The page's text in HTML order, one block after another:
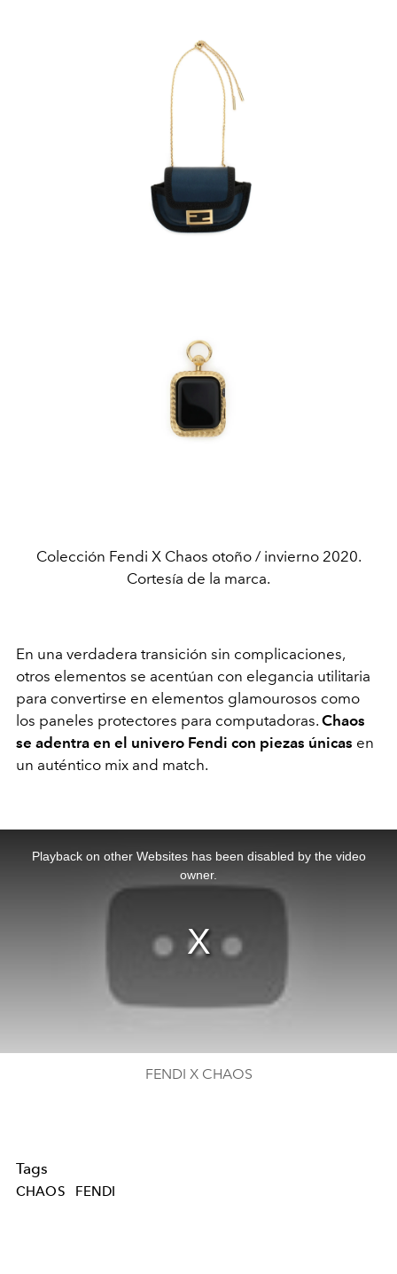
Colección Fendi X Chaos otoño / invierno 2020.
Cortesía de la marca.
En una verdadera transición sin complicaciones,
otros elementos se acentúan con elegancia utilitaria
para convertirse en elementos glamourosos como
los paneles protectores para computadoras. Chaos
se adentra en el univero Fendi con piezas únicas en
un auténtico mix and match.
Playback on other Websites has been disabled by the video
owner.
FENDI X CHAOS
Tags
CHAOS FENDI